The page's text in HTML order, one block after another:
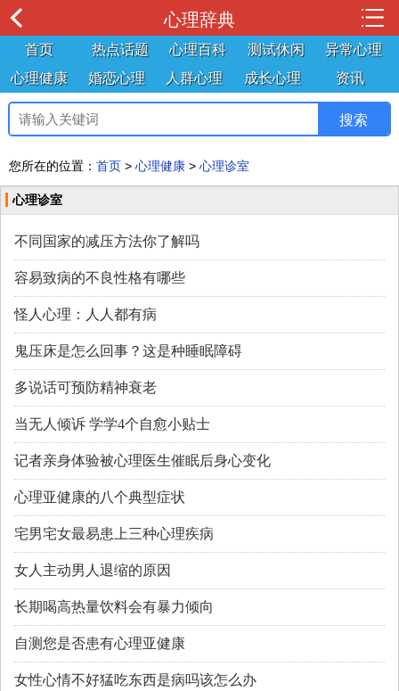
心理辞典
首页 热点话题 心理百科 测试休闲
异常心理
心理健康
婚恋心理 人群心理 成长心理 资讯
您所在的位置： 首页 > 心理健康 > 心理诊室
心理诊室
不同国家的减压方法你了解吗
容易致病的不良性格有哪些
怪人心理：人人都有病
鬼压床是怎么回事？这是种睡眠障碍
多说话可预防精神衰老
当无人倾诉 学学4个自愈小贴士
记者亲身体验被心理医生催眠后身心变化
心理亚健康的八个典型症状
宅男宅女最易患上三种心理疾病
女人主动男人退缩的原因
长期喝高热量饮料会有暴力倾向
自测您是否患有心理亚健康
女性心情不好猛吃东西是病吗该怎么办